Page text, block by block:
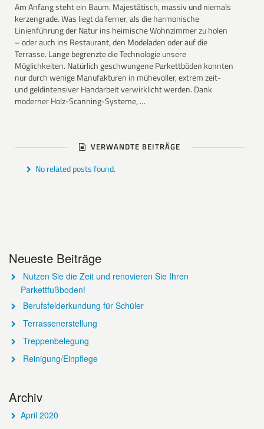
Am Anfang steht ein Baum. Majestätisch, massiv und niemals
kerzengrade. Was liegt da ferner, als die harmonische
Linienführung der Natur ins heimische Wohnzimmer zu holen
– oder auch ins Restaurant, den Modeladen oder auf die
Terrasse. Lange begrenzte die Technologie unsere
Möglichkeiten. Natürlich geschwungene Parkettböden konnten
nur durch wenige Manufakturen in mühevoller, extrem zeit-
und geldintensiver Handarbeit verwirklicht werden. Dank
moderner Holz-Scanning-Systeme, …
VERWANDTE BEITRÄGE
No related posts found.
Neueste Beiträge
Nutzen Sie die Zeit und renovieren Sie Ihren
Parkettfußboden!
Berufsfelderkundung für Schüler
Terrassenerstellung
Treppenbelegung
Reinigung/Einpflege
Archiv
April 2020